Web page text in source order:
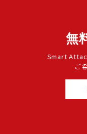
無
Smart
ご